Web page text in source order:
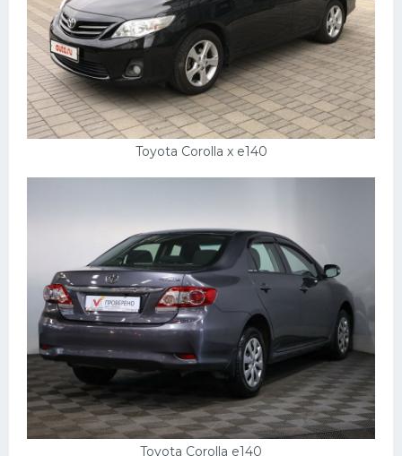
Toyota Corolla x e140
Toyota Corolla e140